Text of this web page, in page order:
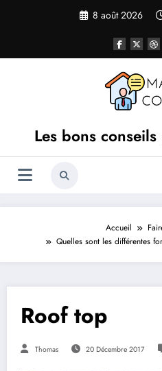
8 août 2026
Les bons
Accueil
Quelles sont les différentes
Roof top
Thomas 20 Décembre 2017